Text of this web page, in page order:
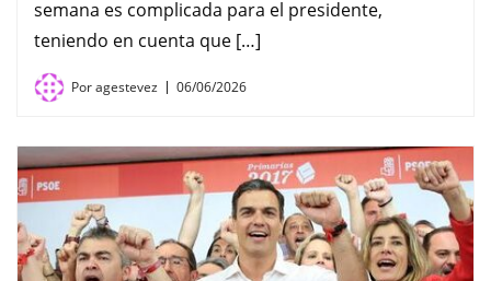
semana es complicada para el presidente,
teniendo en cuenta que […]
Poragestevez 06/06/2026